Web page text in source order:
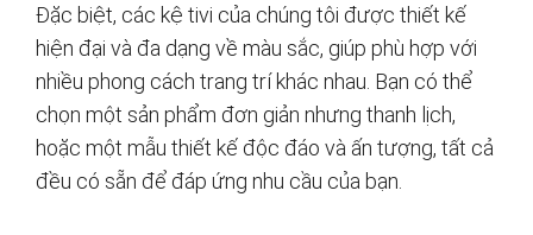
Đặc biệt, các kệ tivi của chúng tôi được thiết kế
hiện đại và đa dạng về màu sắc, giúp phù hợp với
nhiều phong cách trang trí khác nhau. Bạn có thể
chọn một sản phẩm đơn giản nhưng thanh lịch,
hoặc một mẫu thiết kế độc đáo và ấn tượng, tất cả
đều có sẵn để đáp ứng nhu cầu của bạn.